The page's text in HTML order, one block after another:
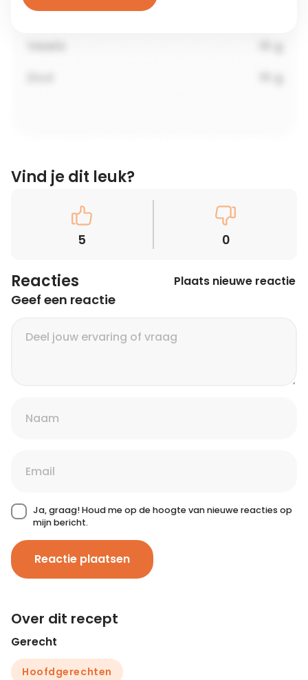
Vind je dit leuk?
5 0
Reacties Plaats nieuwe reactie
Geef een reactie
Ja, graag! Houd me op de hoogte van nieuwe reacties op
mijn bericht.
Reactie plaatsen
Over dit recept
Gerecht
Hoofdgerechten